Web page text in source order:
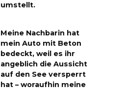
umstellt.
Meine Nachbarin hat
mein Auto mit Beton
bedeckt, weil es ihr
angeblich die Aussicht
auf den See versperrt
hat – woraufhin meine